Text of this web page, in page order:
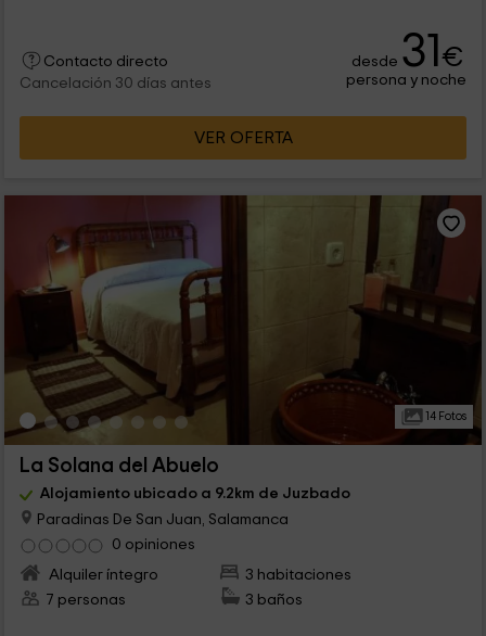
Contacto directo
Cancelación 30 días antes
desde 31€
persona y noche
VER OFERTA
14 Fotos
La Solana del Abuelo
Alojamiento ubicado a 9.2km de Juzbado
Paradinas De San Juan, Salamanca
0 opiniones
Alquiler íntegro
3 habitaciones
7 personas
3 baños